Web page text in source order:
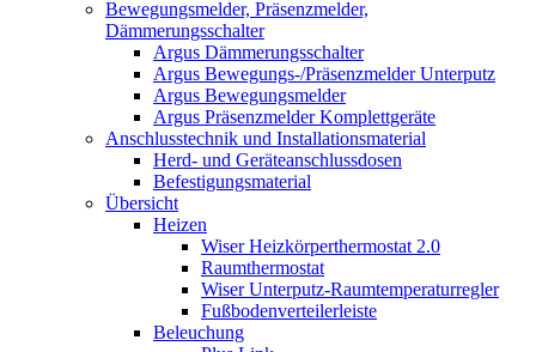
Bewegungsmelder, Präsenzmelder,
Dämmerungsschalter
Argus Dämmerungsschalter
Argus Bewegungs-/Präsenzmelder Unterputz
Argus Bewegungsmelder
Argus Präsenzmelder Komplettgeräte
Anschlusstechnik und Installationsmaterial
Herd- und Geräteanschlussdosen
Befestigungsmaterial
Übersicht
Heizen
Wiser Heizkörperthermostat 2.0
Raumthermostat
Wiser Unterputz-Raumtemperaturregler
Fußbodenverteilerleiste
Beleuchung